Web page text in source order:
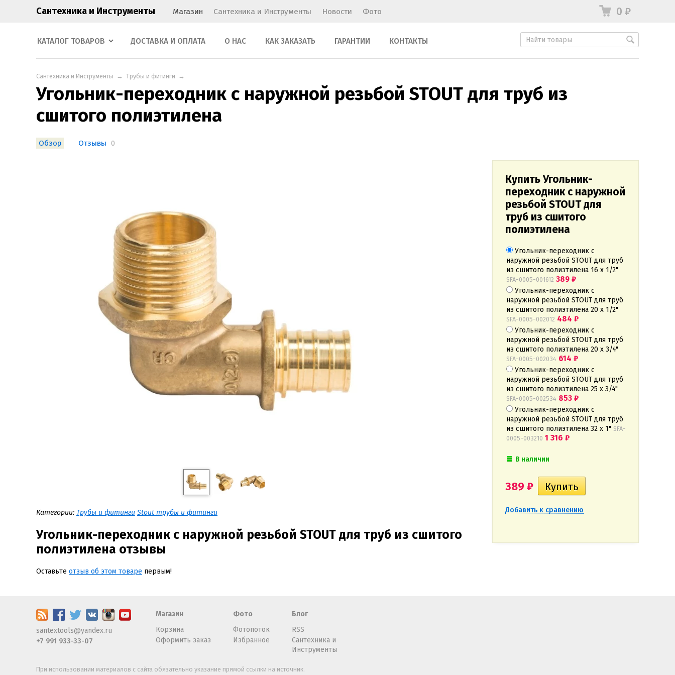
Сантехника и Инструменты Магазин Сантехника и Инструменты Новости Фото 0 ₽
КАТАЛОГ ТОВАРОВ ДОСТАВКА И ОПЛАТА О НАС КАК ЗАКАЗАТЬ ГАРАНТИИ КОНТАКТЫ
Сантехника и Инструменты → Трубы и фитинги →
Угольник-переходник с наружной резьбой STOUT для труб из
сшитого полиэтилена
Обзор Отзывы 0
Купить Угольник-
переходник с наружной
резьбой STOUT для
труб из сшитого
полиэтилена
Угольник-переходник с
наружной резьбой STOUT для труб
из сшитого полиэтилена 16 x 1/2"
SFA-0005-001612 389 ₽
Угольник-переходник с
наружной резьбой STOUT для труб
из сшитого полиэтилена 20 x 1/2"
SFA-0005-002012 484 ₽
Угольник-переходник с
наружной резьбой STOUT для труб
из сшитого полиэтилена 20 x 3/4"
SFA-0005-002034 614 ₽
Угольник-переходник с
наружной резьбой STOUT для труб
из сшитого полиэтилена 25 x 3/4"
SFA-0005-002534 853 ₽
Угольник-переходник с
наружной резьбой STOUT для труб
из сшитого полиэтилена 32 x 1" SFA-
0005-003210 1 316 ₽
В наличии
389 ₽
Добавить к сравнению
Категории: Трубы и фитинги Stout трубы и фитинги
Угольник-переходник с наружной резьбой STOUT для труб из сшитого
полиэтилена отзывы
Оставьте отзыв об этом товаре первым!
santextools@yandex.ru
+7 991 933-33-07
Магазин
Корзина
Оформить заказ
Фото
Фотопоток
Избранное
Блог
RSS
Сантехника и
Инструменты
При использовании материалов с сайта обязательно указание прямой ссылки на источник.